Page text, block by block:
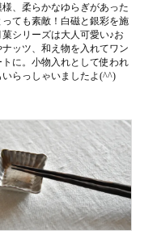
様、柔らかなゆらぎがあった
っても素敵！白磁と銀彩を施
菓シリーズは大人可愛い♪お
ナッツ、和え物を入れてワン
トに。小物入れとして使われ
いらっしゃいましたよ(^^)